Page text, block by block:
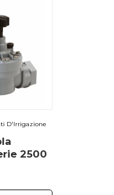
D'Irrigazione
2500